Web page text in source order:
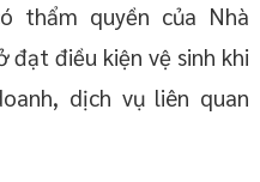
thẩm quyền của Nhà
đạt điều kiện vệ sinh khi
dịch vụ liên quan